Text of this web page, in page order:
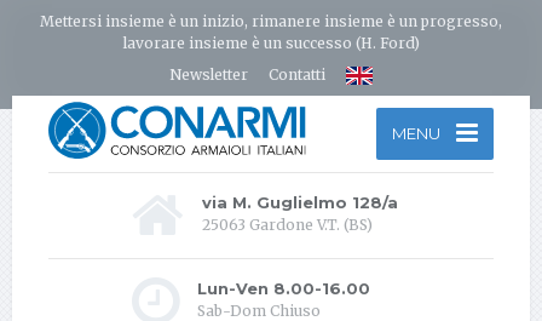
Mettersi insieme è un inizio, rimanere insieme è un progresso,
lavorare insieme è un successo (H. Ford)
Newsletter
Contatti
MENU
via M. Guglielmo 128/a
25063 Gardone V.T. (BS)
Lun-Ven 8.00-16.00
Sab-Dom Chiuso